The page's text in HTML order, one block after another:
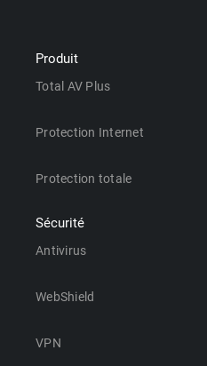
Produit
Total AV Plus
Protection Internet
Protection totale
Sécurité
Antivirus
WebShield
VPN